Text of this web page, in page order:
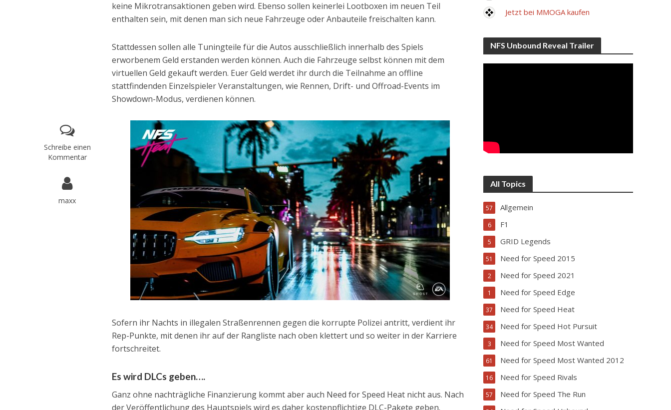
Schreibe einen
Kommentar
maxx
keine Mikrotransaktionen geben wird. Ebenso sollen keinerlei Lootboxen im neuen Teil
enthalten sein, mit denen man sich neue Fahrzeuge oder Anbauteile freischalten kann.
Stattdessen sollen alle Tuningteile für die Autos ausschließlich innerhalb des Spiels
erworbenem Geld erstanden werden können. Auch die Fahrzeuge selbst können mit dem
virtuellen Geld gekauft werden. Euer Geld werdet ihr durch die Teilnahme an offline
stattfindenden Einzelspieler Veranstaltungen, wie Rennen, Drift- und Offroad-Events im
Showdown-Modus, verdienen können.
Sofern ihr Nachts in illegalen Straßenrennen gegen die korrupte Polizei antritt, verdient ihr
Rep-Punkte, mit denen ihr auf der Rangliste nach oben klettert und so weiter in der Karriere
fortschreitet.
Es wird DLCs geben….
Ganz ohne nachträgliche Finanzierung kommt aber auch Need for Speed Heat nicht aus. Nach
der Veröffentlichung des Hauptspiels wird es daher kostenpflichtige DLC-Pakete geben.
Jetzt bei MMOGA kaufen
NFS Unbound Reveal Trailer
All Topics
Allgemein
57
F1
6
GRID Legends
5
Need for Speed 2015
51
Need for Speed 2021
2
Need for Speed Edge
1
Need for Speed Heat
37
Need for Speed Hot Pursuit
34
Need for Speed Most Wanted
3
Need for Speed Most Wanted 2012
61
Need for Speed Rivals
16
Need for Speed The Run
57